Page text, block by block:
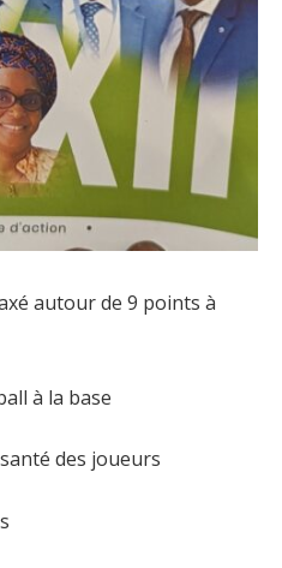
autour de 9 points à
à la base
des joueurs